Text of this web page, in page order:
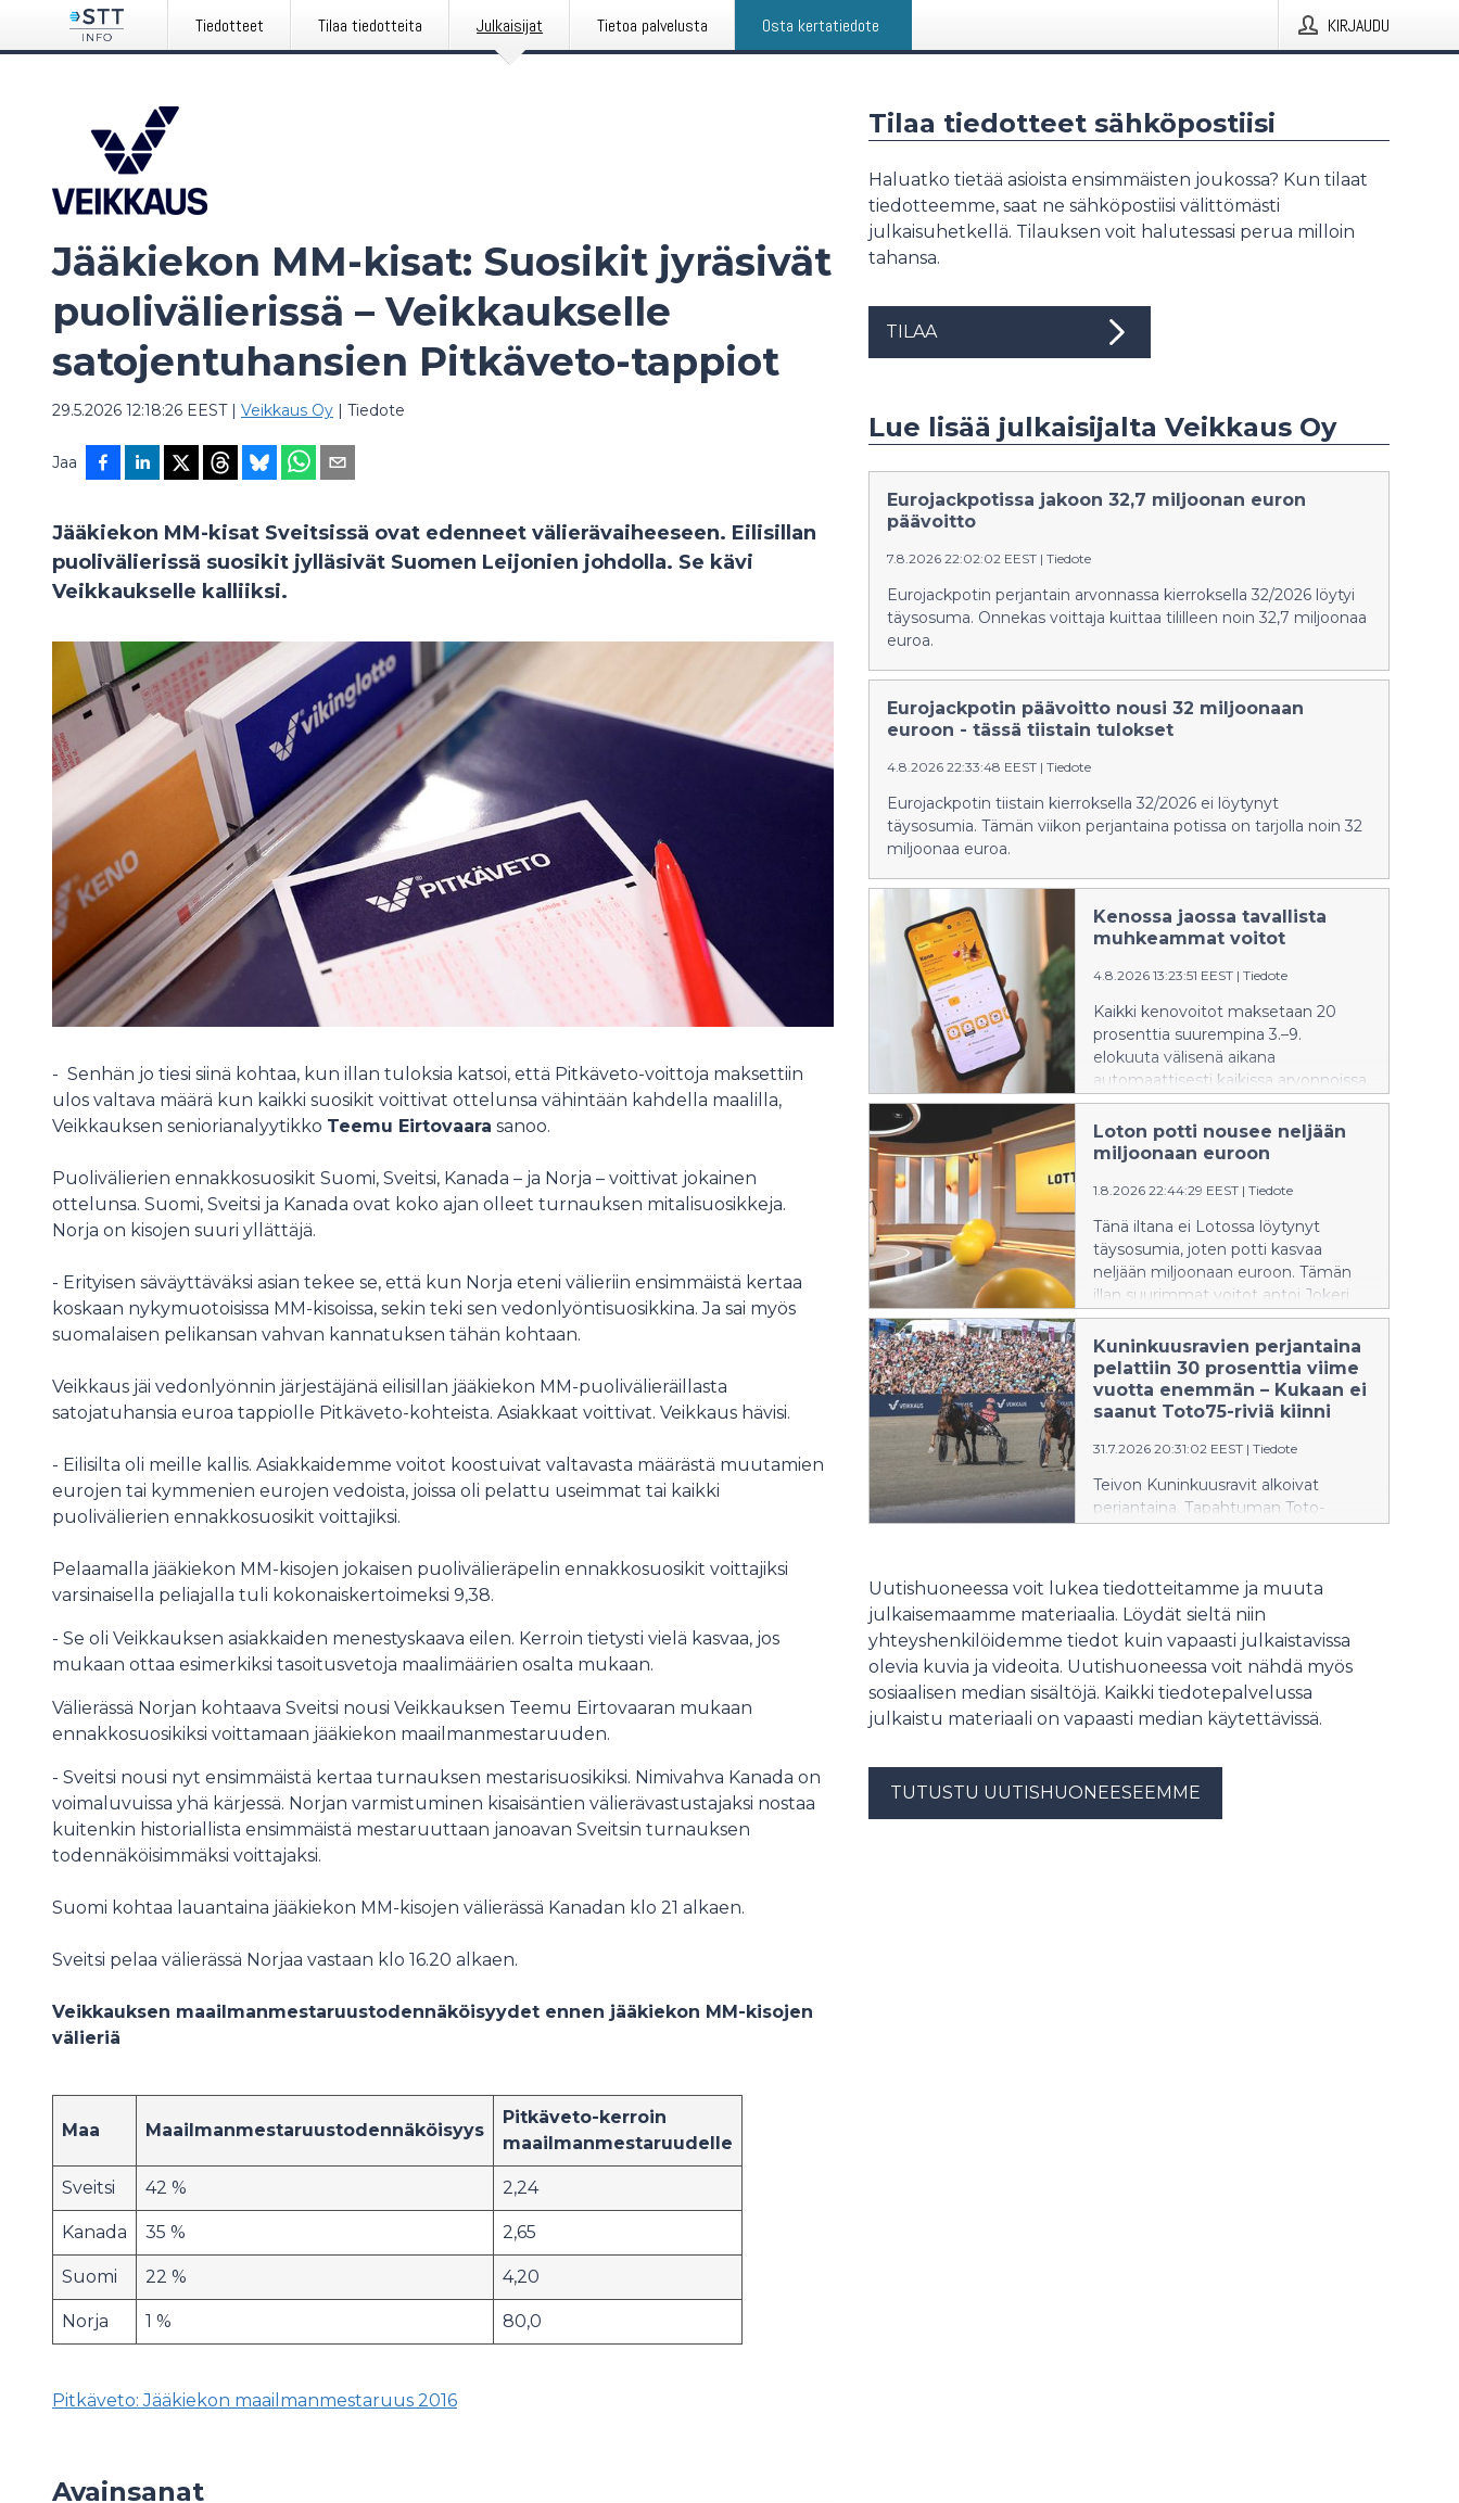
Tiedotteet Tilaa tiedotteita Julkaisijat Tietoa palvelusta Osta kertatiedote KIRJAUDU
Jääkiekon MM-kisat: Suosikit jyräsivät
puolivälierissä – Veikkaukselle
satojentuhansien Pitkäveto-tappiot
29.5.2026 12:18:26 EEST| Veikkaus Oy | Tiedote
Jaa
Jääkiekon MM-kisat Sveitsissä ovat edenneet välierävaiheeseen. Eilisillan
puolivälierissä suosikit jylläsivät Suomen Leijonien johdolla. Se kävi
Veikkaukselle kalliiksi.
- Senhän jo tiesi siinä kohtaa, kun illan tuloksia katsoi, että Pitkäveto-voittoja maksettiin
ulos valtava määrä kun kaikki suosikit voittivat ottelunsa vähintään kahdella maalilla,
Veikkauksen seniorianalyytikko Teemu Eirtovaara sanoo.
Puolivälierien ennakkosuosikit Suomi, Sveitsi, Kanada – ja Norja – voittivat jokainen
ottelunsa. Suomi, Sveitsi ja Kanada ovat koko ajan olleet turnauksen mitalisuosikkeja.
Norja on kisojen suuri yllättäjä.
- Erityisen säväyttäväksi asian tekee se, että kun Norja eteni välieriin ensimmäistä kertaa
koskaan nykymuotoisissa MM-kisoissa, sekin teki sen vedonlyöntisuosikkina. Ja sai myös
suomalaisen pelikansan vahvan kannatuksen tähän kohtaan.
Veikkaus jäi vedonlyönnin järjestäjänä eilisillan jääkiekon MM-puolivälieräillasta
satojatuhansia euroa tappiolle Pitkäveto-kohteista. Asiakkaat voittivat. Veikkaus hävisi.
- Eilisilta oli meille kallis. Asiakkaidemme voitot koostuivat valtavasta määrästä muutamien
eurojen tai kymmenien eurojen vedoista, joissa oli pelattu useimmat tai kaikki
puolivälierien ennakkosuosikit voittajiksi.
Pelaamalla jääkiekon MM-kisojen jokaisen puolivälieräpelin ennakkosuosikit voittajiksi
varsinaisella peliajalla tuli kokonaiskertoimeksi 9,38.
- Se oli Veikkauksen asiakkaiden menestyskaava eilen. Kerroin tietysti vielä kasvaa, jos
mukaan ottaa esimerkiksi tasoitusvetoja maalimäärien osalta mukaan.
Välierässä Norjan kohtaava Sveitsi nousi Veikkauksen Teemu Eirtovaaran mukaan
ennakkosuosikiksi voittamaan jääkiekon maailmanmestaruuden.
- Sveitsi nousi nyt ensimmäistä kertaa turnauksen mestarisuosikiksi. Nimivahva Kanada on
voimaluvuissa yhä kärjessä. Norjan varmistuminen kisaisäntien välierävastustajaksi nostaa
kuitenkin historiallista ensimmäistä mestaruuttaan janoavan Sveitsin turnauksen
todennäköisimmäksi voittajaksi.
Suomi kohtaa lauantaina jääkiekon MM-kisojen välierässä Kanadan klo 21 alkaen.
Sveitsi pelaa välierässä Norjaa vastaan klo 16.20 alkaen.
Veikkauksen maailmanmestaruustodennäköisyydet ennen jääkiekon MM-kisojen
välieriä
Maa Maailmanmestaruustodennäköisyys
Pitkäveto-kerroin
maailmanmestaruudelle
Sveitsi 42 % 2,24
Kanada 35 % 2,65
Suomi 22 % 4,20
Norja 1 % 80,0
Pitkäveto: Jääkiekon maailmanmestaruus 2016
Avainsanat
Tilaa tiedotteet sähköpostiisi
Haluatko tietää asioista ensimmäisten joukossa? Kun tilaat
tiedotteemme, saat ne sähköpostiisi välittömästi
julkaisuhetkellä. Tilauksen voit halutessasi perua milloin
tahansa.
TILAA
Lue lisää julkaisijalta Veikkaus Oy
Eurojackpotissa jakoon 32,7 miljoonan euron
päävoitto
7.8.2026 22:02:02 EEST | Tiedote
Eurojackpotin perjantain arvonnassa kierroksella 32/2026 löytyi
täysosuma. Onnekas voittaja kuittaa tililleen noin 32,7 miljoonaa
euroa.
Eurojackpotin päävoitto nousi 32 miljoonaan
euroon - tässä tiistain tulokset
4.8.2026 22:33:48 EEST | Tiedote
Eurojackpotin tiistain kierroksella 32/2026 ei löytynyt
täysosumia. Tämän viikon perjantaina potissa on tarjolla noin 32
miljoonaa euroa.
Kenossa jaossa tavallista
muhkeammat voitot
4.8.2026 13:23:51 EEST | Tiedote
Kaikki kenovoitot maksetaan 20
prosenttia suurempina 3.–9.
elokuuta välisenä aikana
automaattisesti kaikissa arvonnoissa,
kaikilla kenotasoilla ja kaikissa
pelimuodoissa.
Loton potti nousee neljään
miljoonaan euroon
1.8.2026 22:44:29 EEST | Tiedote
Tänä iltana ei Lotossa löytynyt
täysosumia, joten potti kasvaa
neljään miljoonaan euroon. Tämän
illan suurimmat voitot antoi Jokeri.
Kuninkuusravien perjantaina
pelattiin 30 prosenttia viime
vuotta enemmän – Kukaan ei
saanut Toto75-riviä kiinni
31.7.2026 20:31:02 EEST | Tiedote
Teivon Kuninkuusravit alkoivat
perjantaina. Tapahtuman Toto-
pelivaihto kasvoi perjantain osalta
Kuninkuusravien perjantaihin
verrattuna.
Uutishuoneessa voit lukea tiedotteitamme ja muuta
julkaisemaamme materiaalia. Löydät sieltä niin
yhteyshenkilöidemme tiedot kuin vapaasti julkaistavissa
olevia kuvia ja videoita. Uutishuoneessa voit nähdä myös
sosiaalisen median sisältöjä. Kaikki tiedotepalvelussa
julkaistu materiaali on vapaasti median käytettävissä.
TUTUSTU UUTISHUONEESEEMME